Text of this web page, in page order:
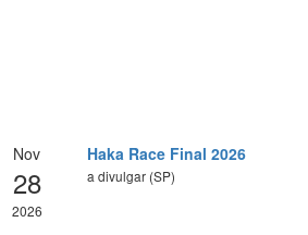
Nov
28
2026
Haka Race Final 2026
a divulgar (SP)